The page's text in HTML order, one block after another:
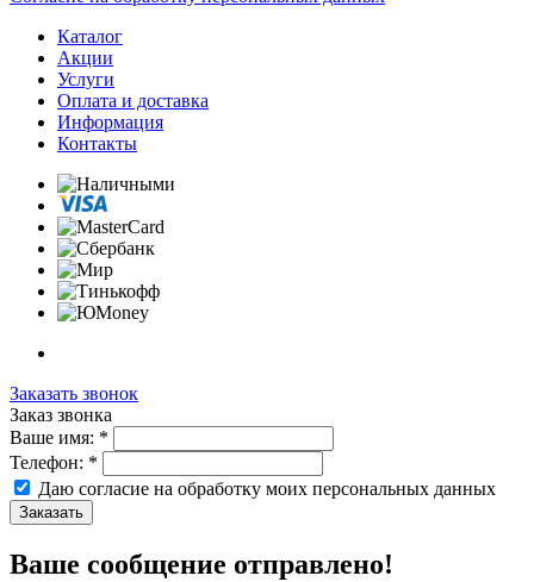
Каталог
Акции
Услуги
Оплата и доставка
Информация
Контакты
Заказать звонок
Заказ звонка
Ваше имя: *
Телефон: *
Даю согласие на обработку моих персональных данных
Заказать
Ваше сообщение отправлено!